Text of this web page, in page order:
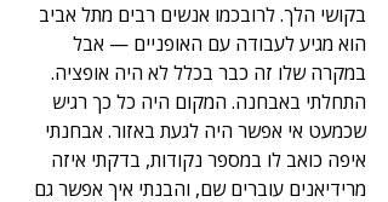
בקושי הלך. לרובכמו אנשים רבים מתל אביב
הוא מגיע לעבודה עם האופניים — אבל
במקרה שלו זה כבר בכלל לא היה אופציה.
התחלתי באבחנה. המקום היה כל כך רגיש
שכמעט אי אפשר היה לגעת באזור. אבחנתי
איפה כואב לו במספר נקודות, בדקתי איזה
מרידיאנים עוברים שם, והבנתי איך אפשר גם